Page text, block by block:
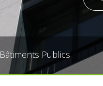
Bâtiments Publics